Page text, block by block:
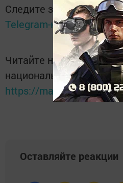
Следите за самым
Telegram-канале
Читайте новости
национальном
https://max.ru/tatmedia
Оставляйте реакции